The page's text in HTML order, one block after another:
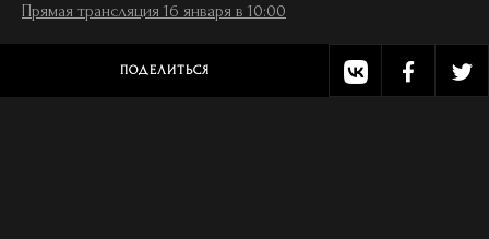
Прямая трансляция 16 января в 10:00
ПОДЕЛИТЬСЯ